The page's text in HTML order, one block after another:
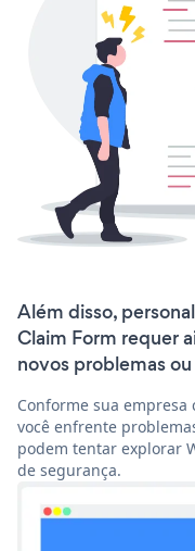
Além disso,
Claim Form requer
novos problemas
Conforme sua empresa
você enfrente
podem tentar explorar
de segurança.